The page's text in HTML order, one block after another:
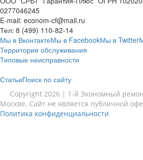
0277046245
E-mail: econom-cf@mail.ru
Тел: 8 (499) 110-82-14
Мы в ВконтактеМы в FacebookМы в Twitter
Территория обслуживания
Типовые неисправности
СтатьиПоиск по сайту
Copyright 2026 | 1-й Экономный
Москве. Сайт не является публичной
Политика конфиденциальности